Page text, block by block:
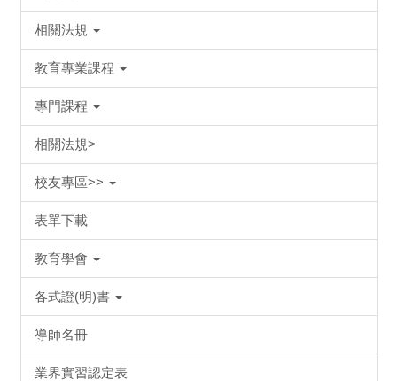
相關法規
教育專業課程
專門課程
相關法規>
校友專區>>
表單下載
教育學會
各式證(明)書
導師名冊
業界實習認定表